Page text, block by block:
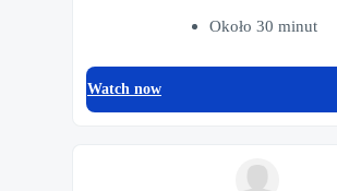
Około 30 minut
Watch now